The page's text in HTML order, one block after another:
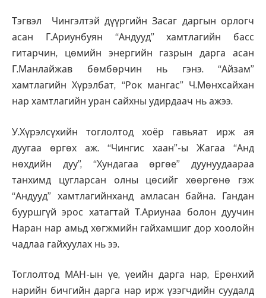
Тэгвэл Чингэлтэй дүүргийн Засаг даргын орлогч
асан Г.Ариунбуян “Андууд” хамтлагийн басс
гитарчин, цөмийн энергийн газрын дарга асан
Г.Манлайжав бөмбөрчин нь гэнэ. “Айзам”
хамтлагийн Хүрэлбат, “Рок мангас” Ч.Мөнхсайхан
нар хамтлагийн уран сайхны удирдаач нь ажээ.
У.Хүрэлсүхийн тоглолтод хоёр гавьяат ирж ая
дуугаа өргөх аж. “Чингис хаан”-ы Жагаа “Анд
нөхдийн дуу”, “Хундагаа өргөе” дуунуудаараа
танхимд цугларсан олны цөсийг хөөргөнө гэж
“Андууд” хамтлагийнханд амласан байна. Гандан
бууршгүй эрос хатагтай Т.Ариунаа болон дуучин
Наран нар амьд хөгжмийн гайхамшиг дор хоолойн
чадлаа гайхуулах нь ээ.
Тоглолтод МАН-ын үе, үеийн дарга нар, Ерөнхий
нарийн бичгийн дарга нар ирж үзэгчдийн суудалд